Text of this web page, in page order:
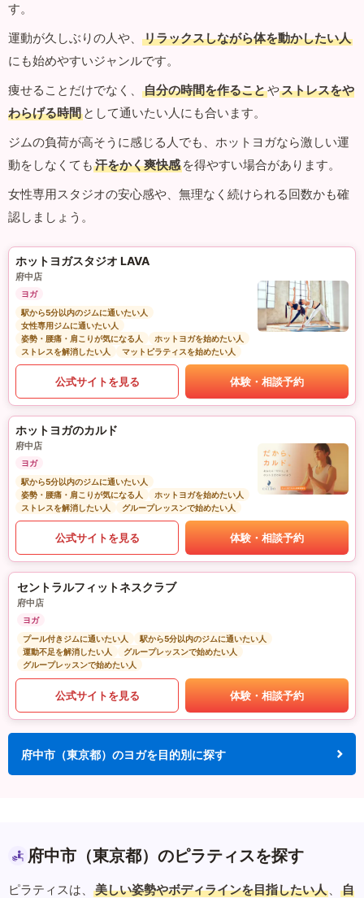
す。
運動が久しぶりの人や、
リラックスしながら体を動かしたい人
にも始めやすいジャンルです。
痩せることだけでなく、
自分の時間を作ることやストレスをや
わらげる時間 として通いたい人にも合います。
ジムの負荷が高そうに感じる人でも、ホットヨガなら激しい運
動をしなくても 汗をかく爽快感 を得やすい場合があります。
女性専用スタジオの安心感や、無理なく続けられる回数かも確
認しましょう。
ホットヨガスタジオ LAVA
府中店
ヨガ
駅から5分以内のジムに通いたい人
女性専用ジムに通いたい人
姿勢・腰痛・肩こりが気になる人
ホットヨガを始めたい人
ストレスを解消したい人
マットピラティスを始めたい人
公式サイトを見る 体験・相談予約
ホットヨガのカルド
府中店
ヨガ
駅から5分以内のジムに通いたい人
姿勢・腰痛・肩こりが気になる人
ホットヨガを始めたい人
ストレスを解消したい人
グループレッスンで始めたい人
公式サイトを見る 体験・相談予約
セントラルフィットネスクラブ
府中店
ヨガ
プール付きジムに通いたい人
駅から5分以内のジムに通いたい人
運動不足を解消したい人
グループレッスンで始めたい人
グループレッスンで始めたい人
公式サイトを見る 体験・相談予約
府中市（東京都）のヨガを目的別に探す
府中市（東京都）のピラティスを探す
ピラティスは、 美しい姿勢やボディラインを目指したい人 、 自